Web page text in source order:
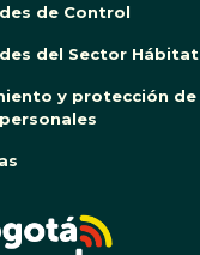
de Control
del Sector Hábitat
y protección de